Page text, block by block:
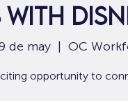
de may
  |
OC
opportunity to